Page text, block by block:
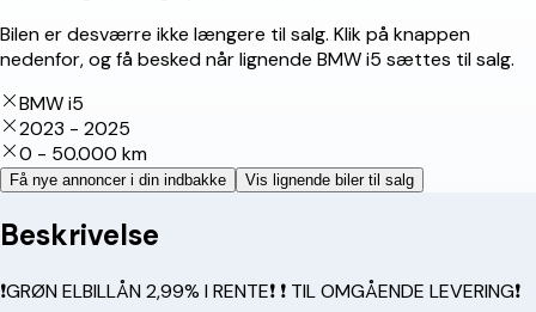
Bilen er desværre ikke længere til salg. Klik på knappen
nedenfor, og få besked når lignende BMW i5 sættes til salg.
BMW i5
2023 - 2025
0 - 50.000 km
Få nye annoncer i din indbakke Vis lignende biler til salg
Beskrivelse
❗️GRØN ELBILLÅN 2,99% I RENTE❗️ ❗️ TIL OMGÅENDE LEVERING❗️